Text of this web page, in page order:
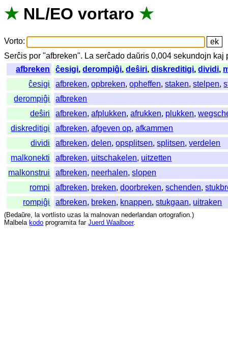
★ NL/EO vortaro ★
Vorto:
Serĉis por "afbreken". La serĉado daŭris 0,004sekundojn kaj
afbreken
ĉesigi,derompiĝi,deŝiri,diskreditigi,dividi,
ĉesigi
afbreken,opbreken,opheffen,staken,stelpen,
derompiĝi
afbreken
deŝiri
afbreken,afplukken,afrukken, plukken,
diskreditigi
afbreken,afgeven op,afkammen
dividi
afbreken,delen,opsplitsen,splitsen,verdelen
malkonekti
afbreken, uitschakelen, uitzetten
malkonstrui
afbreken, neerhalen,slopen
rompi
afbreken, breken,doorbreken,schenden,
rompiĝi
afbreken, breken, knappen,stukgaan, uitraken
(Bedaŭre, la vortlisto uzas la malnovan nederlandan ortografion.)
Malbela kodo programita far Juerd Waalboer.